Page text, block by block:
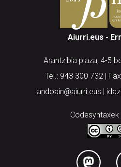
Aiurri.eus -
Arantzibia plaza, 4-5
Tel.: 943 300 732 |
andoain@aiurri.eus |
Codesyntaxek